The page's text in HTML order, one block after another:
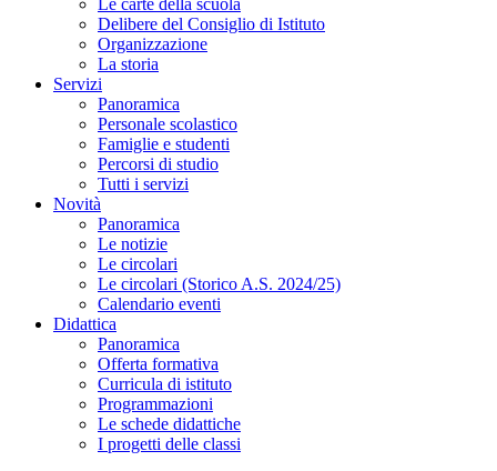
Le carte della scuola
Delibere del Consiglio di Istituto
Organizzazione
La storia
Servizi
Panoramica
Personale scolastico
Famiglie e studenti
Percorsi di studio
Tutti i servizi
Novità
Panoramica
Le notizie
Le circolari
Le circolari (Storico A.S. 2024/25)
Calendario eventi
Didattica
Panoramica
Offerta formativa
Curricula di istituto
Programmazioni
Le schede didattiche
I progetti delle classi